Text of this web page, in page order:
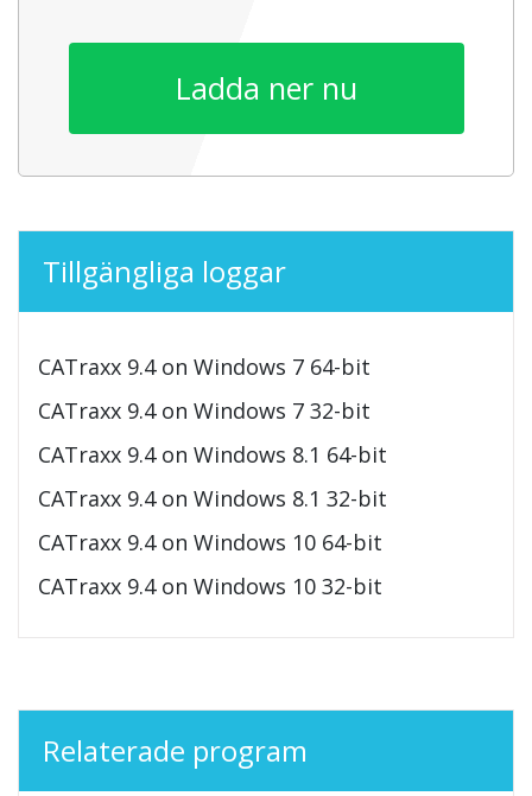
Ladda ner nu
Tillgängliga loggar
CATraxx 9.4 on Windows 7 64-bit
CATraxx 9.4 on Windows 7 32-bit
CATraxx 9.4 on Windows 8.1 64-bit
CATraxx 9.4 on Windows 8.1 32-bit
CATraxx 9.4 on Windows 10 64-bit
CATraxx 9.4 on Windows 10 32-bit
Relaterade program